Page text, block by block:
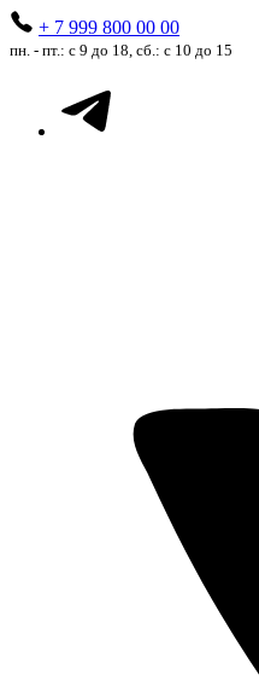
+ 7 999 800 00 00
пн. - пт.: с 9 до 18, сб.: с 10 до 15